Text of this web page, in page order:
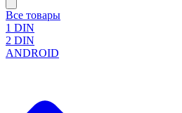
Все товары
1 DIN
2 DIN
ANDROID